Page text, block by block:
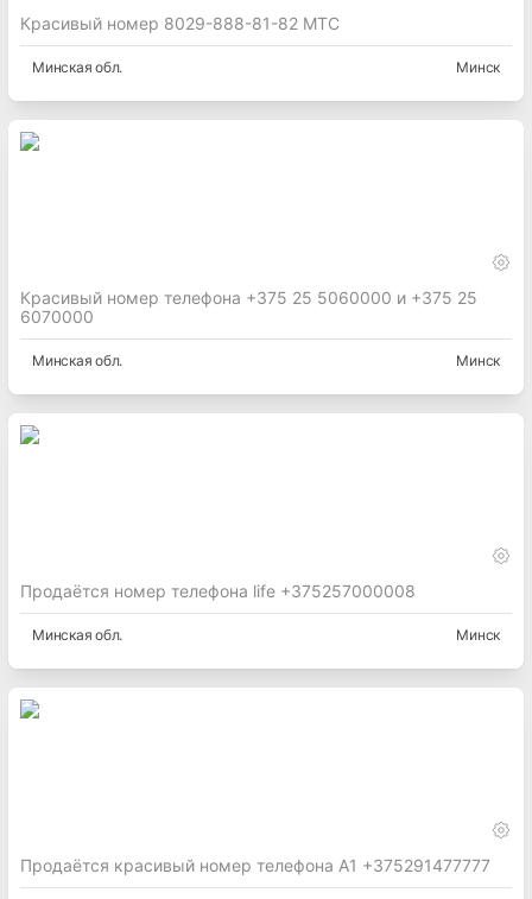
Красивый номер 8029-888-81-82 МТС
Минская обл. Минск
Красивый номер телефона +375 25 5060000 и +375 25
6070000
Минская обл. Минск
Продаётся номер телефона life +375257000008
Минская обл. Минск
Продаётся красивый номер телефона А1 +375291477777